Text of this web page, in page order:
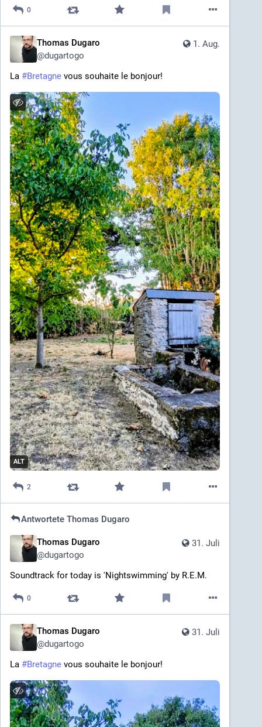
0
1. Aug.
Thomas Dugaro
@dugartogo
La #Bretagne vous souhaite le bonjour!
ALT
2
AntworteteThomas Dugaro
31. Juli
Thomas Dugaro
@dugartogo
Soundtrack for today is 'Nightswimming' by R.E.M.
0
31. Juli
Thomas Dugaro
@dugartogo
La #Bretagne vous souhaite le bonjour!